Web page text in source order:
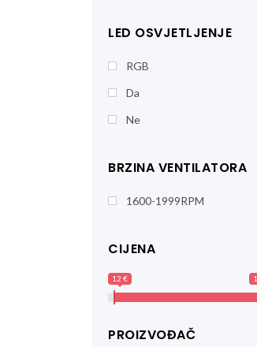
LED OSVJETLJENJE
RGB
Da
Ne
BRZINA VENTILATORA
1600-1999RPM
CIJENA
12 €
PROIZVOĐAČ